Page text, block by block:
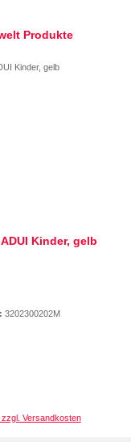
Produkte
Kinder, gelb
3202300202M
zzgl. Versandkosten